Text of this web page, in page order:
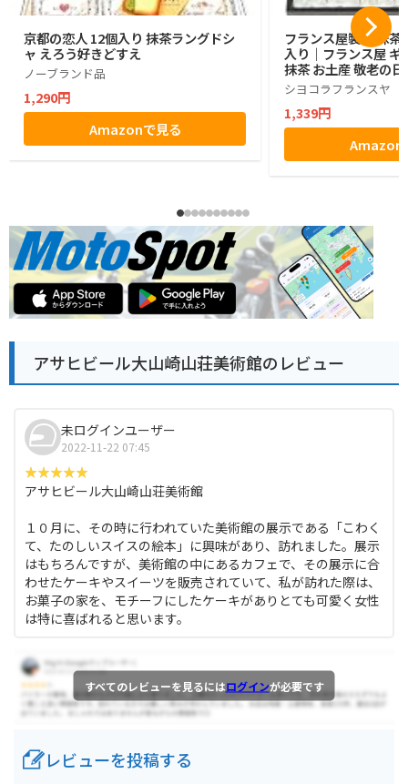
京都の恋人 12個入り 抹茶ラングドシ
ャ えろう好きどすえ
ノーブランド品
1,290円
Amazonで見る
フランス屋製菓 抹茶
入り｜フランス屋 ギ
抹茶 お土産 敬老の日
シヨコラフランスヤ
1,339円
Amazon
アサヒビール大山崎山荘美術館のレビュー
未ログインユーザー
2022-11-22 07:45
アサヒビール大山崎山荘美術館
１０月に、その時に行われていた美術館の展示である「こわく
て、たのしいスイスの絵本」に興味があり、訪れました。展示
はもちろんですが、美術館の中にあるカフェで、その展示に合
わせたケーキやスイーツを販売されていて、私が訪れた際は、
お菓子の家を、モチーフにしたケーキがありとても可愛く女性
は特に喜ばれると思います。
すべてのレビューを見るにはログインが必要です
レビューを投稿する